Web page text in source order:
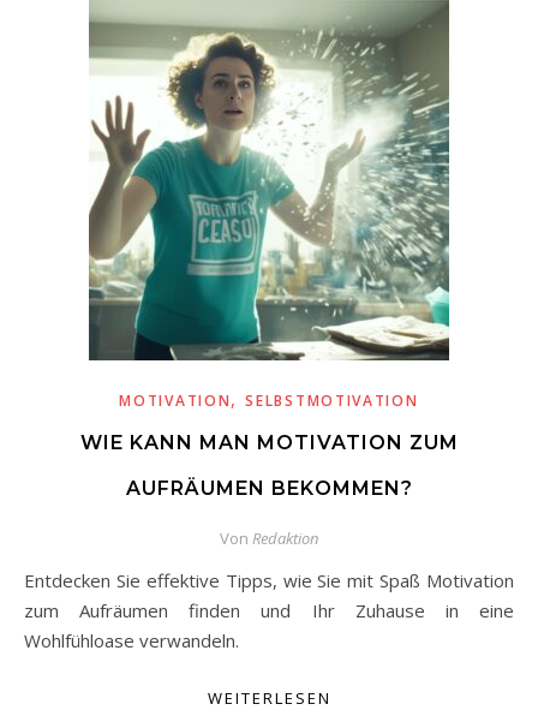
MOTIVATION,SELBSTMOTIVATION
WIE KANN MAN MOTIVATION ZUM
AUFRÄUMEN BEKOMMEN?
Von Redaktion
Entdecken Sie effektive Tipps, wie Sie mit Spaß Motivation
zum Aufräumen finden und Ihr Zuhause in eine
Wohlfühloase verwandeln.
WEITERLESEN